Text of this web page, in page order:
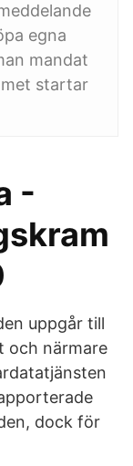
egna
mandat
startar
-
uppgår till
och närmare
dock för